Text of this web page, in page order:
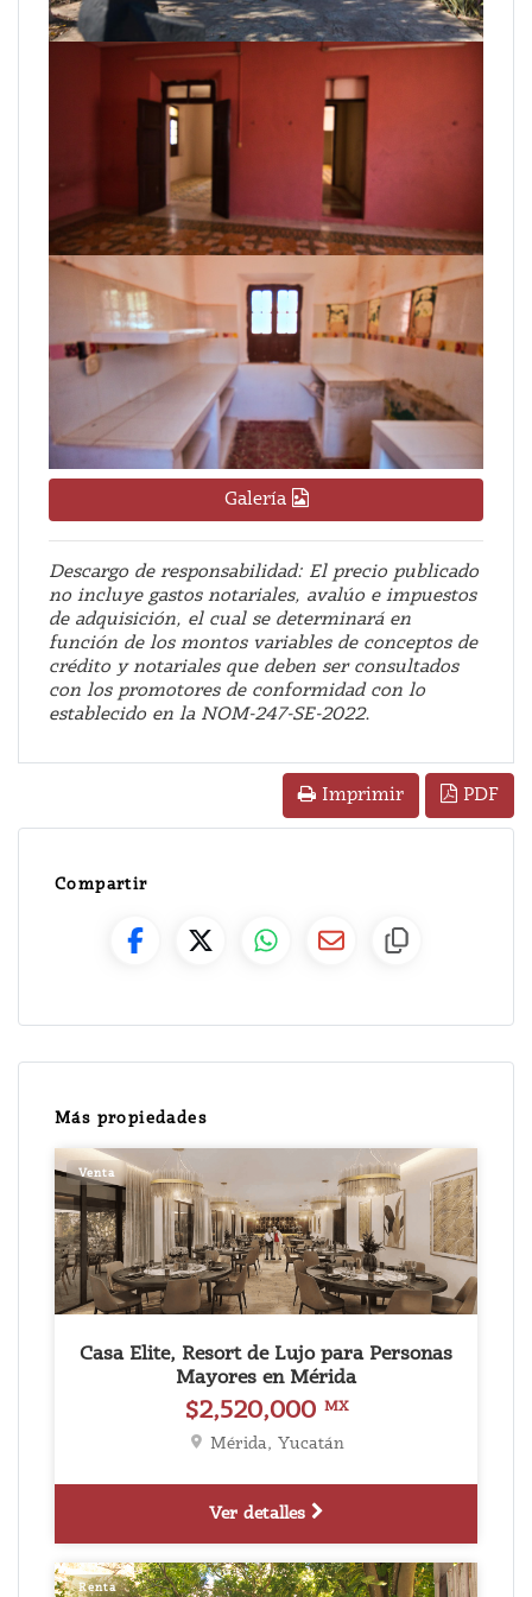
Galería
Descargo de responsabilidad: El precio publicado
no incluye gastos notariales, avalúo e impuestos
de adquisición, el cual se determinará en
función de los montos variables de conceptos de
crédito y notariales que deben ser consultados
con los promotores de conformidad con lo
establecido en la NOM-247-SE-2022.
Imprimir PDF
Compartir
Más propiedades
Venta
Casa Elite, Resort de Lujo para Personas
Mayores en Mérida
$2,520,000 MX
Mérida, Yucatán
Ver detalles
Renta